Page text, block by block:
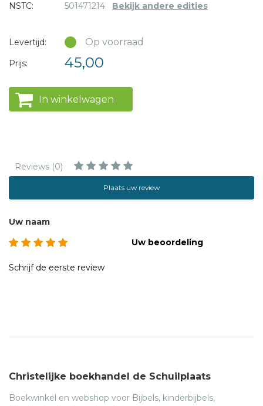
NSTC:
501471214 Bekijk andere edities
Levertijd: Op voorraad
Prijs: 45,00
In winkelwagen
Reviews (0)
Plaats uw review
Uw naam
Uw beoordeling
Schrijf de eerste review
Christelijke boekhandel de Schuilplaats
Boekwinkel en webshop voor Bijbels, kinderbijbels,